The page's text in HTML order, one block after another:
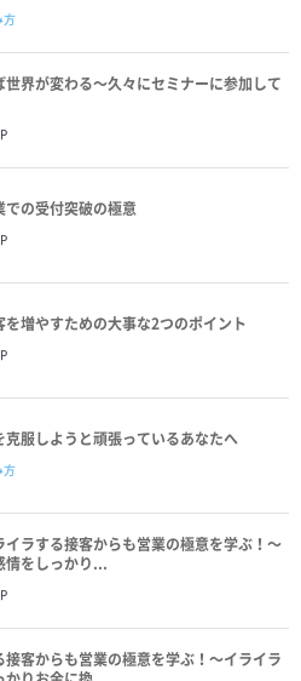
方
世界が変わる〜久々にセミナーに参加して
での受付突破の極意
を増やすための大事な2つのポイント
克服しようと頑張っているあなたへ
方
イラする接客からも営業の極意を学ぶ！〜
情をしっかり...
接客からも営業の極意を学ぶ！〜イライラ